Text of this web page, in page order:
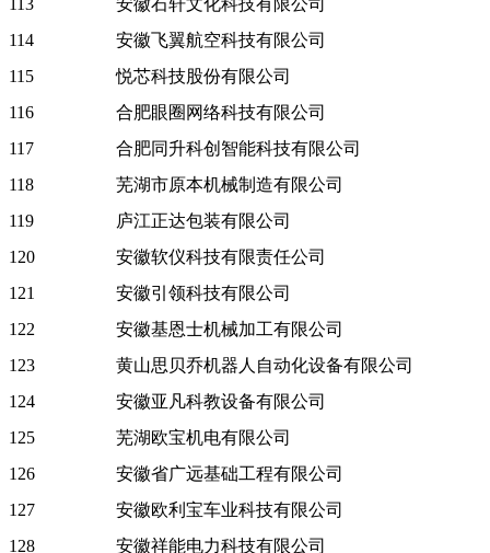
113
安徽石轩文化科技有限公司
114
安徽飞翼航空科技有限公司
115
悦芯科技股份有限公司
116
合肥眼圈网络科技有限公司
117
合肥同升科创智能科技有限公司
118
芜湖市原本机械制造有限公司
119
庐江正达包装有限公司
120
安徽软仪科技有限责任公司
121
安徽引领科技有限公司
122
安徽基恩士机械加工有限公司
123
黄山思贝乔机器人自动化设备有限公司
124
安徽亚凡科教设备有限公司
125
芜湖欧宝机电有限公司
126
安徽省广远基础工程有限公司
127
安徽欧利宝车业科技有限公司
128
安徽祥能电力科技有限公司